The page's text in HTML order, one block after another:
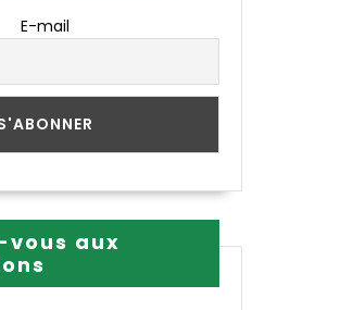
E-mail
aux